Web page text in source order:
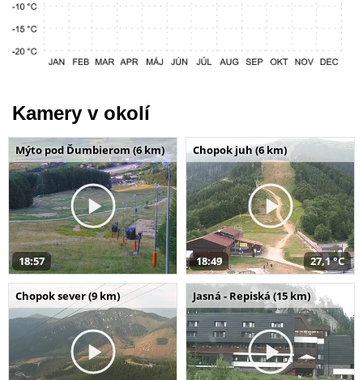
Kamery v okolí
Mýto pod Ďumbierom (6 km)
18:57
Chopok juh (6 km)
18:49 27,1 °C
Chopok sever (9 km) Jasná - Repiská (15 km)